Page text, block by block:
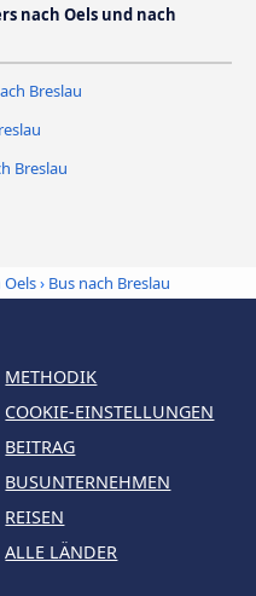
nach Oels und nach
Breslau
Breslau
Oels› Bus nach Breslau
METHODIK
COOKIE-EINSTELLUNGEN
BEITRAG
BUSUNTERNEHMEN
REISEN
ALLE LÄNDER